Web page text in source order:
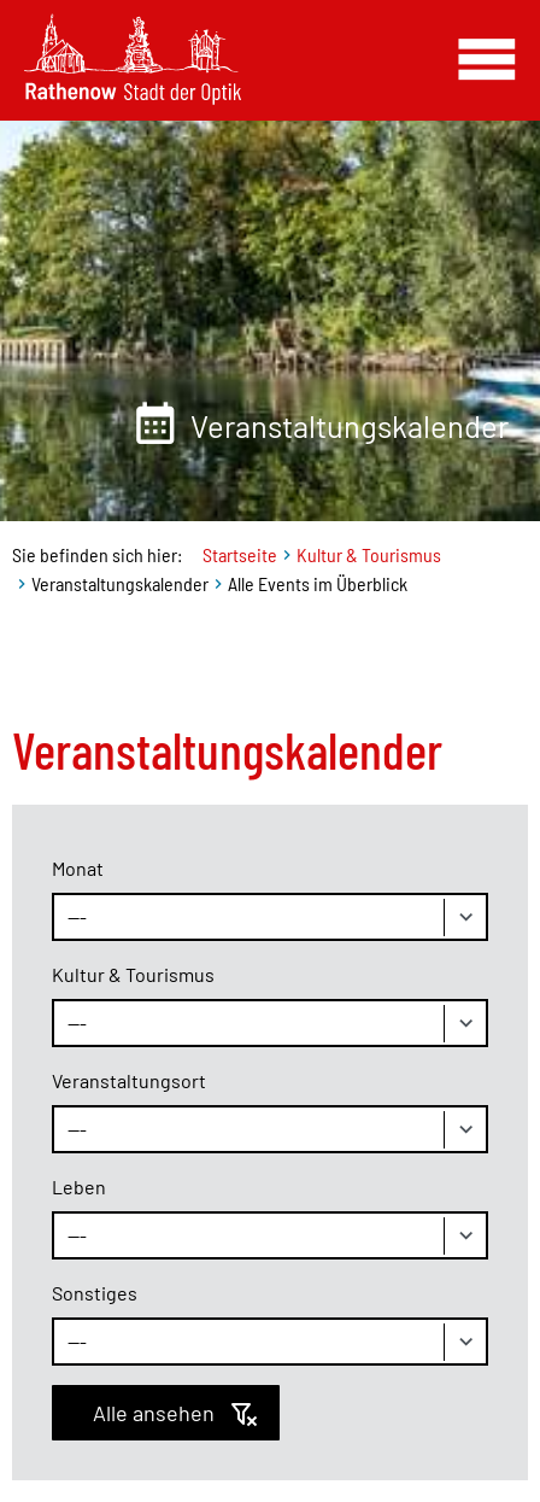
Veranstaltungskalender
Sie befinden sich hier: Startseite
Kultur & Tourismus
Veranstaltungskalender
Alle Events im Überblick
Veranstaltungskalender
Monat
Kultur & Tourismus
Veranstaltungsort
Leben
Sonstiges
Alle ansehen